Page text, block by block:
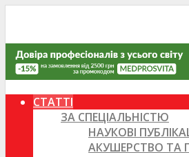
СТАТТІ
ЗА СПЕЦІАЛЬНІСТЮ
НАУКОВІ
АКУШЕРСТВО ТА